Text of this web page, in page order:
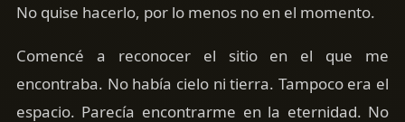
No quise hacerlo, por lo menos no en el momento.
Comencé a reconocer el sitio en el que me
encontraba. No había cielo ni tierra. Tampoco era el
espacio. Parecía encontrarme en la eternidad. No